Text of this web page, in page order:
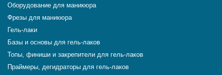
Оборудование для маникюра
Фрезы для маникюра
Гель-лаки
Базы и основы для гель-лаков
Топы, финиши и закрепители для гель-лаков
Праймеры, дегидраторы для гель-лаков